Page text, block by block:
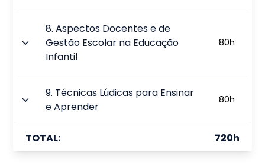
8.Aspectos Docentes e de
Gestão Escolar na Educação
Infantil
80h
9. Técnicas Lúdicas para Ensinar
e Aprender
80h
TOTAL: 720h